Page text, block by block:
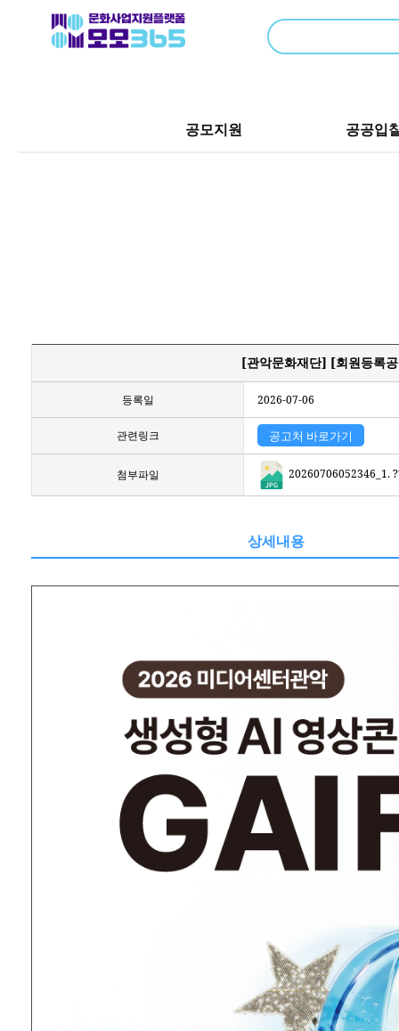
공모지원 공공입
[관악문화재단] [회원등록
등록일 2026-07-06
관련링크 공고처 바로가기
첨부파일 20260706052346_1.
상세내용